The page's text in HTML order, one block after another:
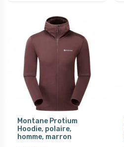
Montane Protium
Hoodie, polaire,
homme, marron